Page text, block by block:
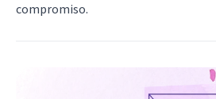
compromiso.